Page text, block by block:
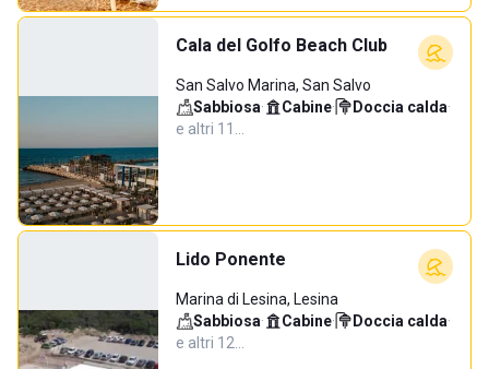
Cala del Golfo Beach Club
San Salvo Marina, San Salvo
Sabbiosa· Cabine· Doccia calda·
e altri 11…
Lido Ponente
Marina di Lesina, Lesina
Sabbiosa· Cabine· Doccia calda·
e altri 12…